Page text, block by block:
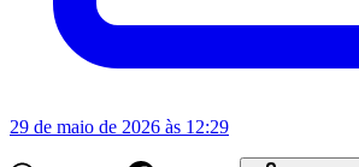
29 de maio de 2026 às 12:29